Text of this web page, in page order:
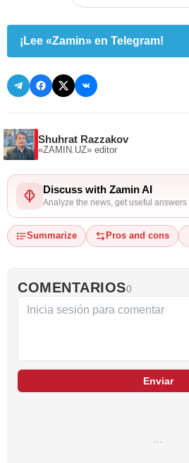
¡Lee «Zamin» en Telegram!
Shuhrat Razzakov
«ZAMIN.UZ» editor
Discuss with Zamin AI
Analyze the news, get useful answers
Summarize Pros and cons
COMENTARIOS0
Enviar